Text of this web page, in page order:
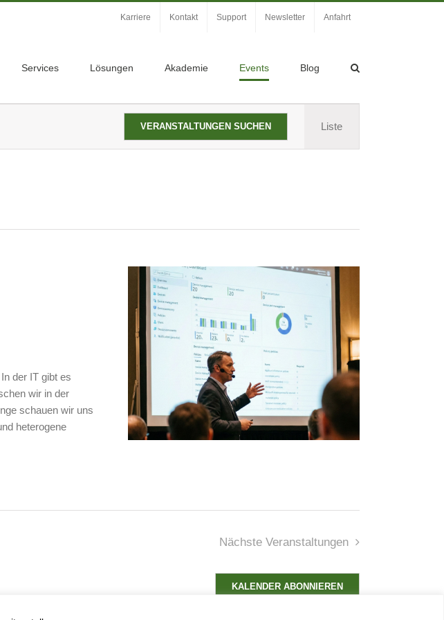
Karriere Kontakt Support Newsletter Anfahrt
Services Lösungen Akademie Events Blog
VERANSTALTUNGEN SUCHEN
Ansichten-
Navigation
Liste
der IT gibt es
wir in der
schauen wir uns
heterogene
NächsteVeranstaltungen
KALENDER ABONNIEREN